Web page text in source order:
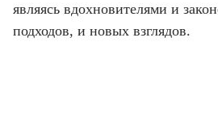
являясь вдохновителями и
подходов, и новых взглядов.